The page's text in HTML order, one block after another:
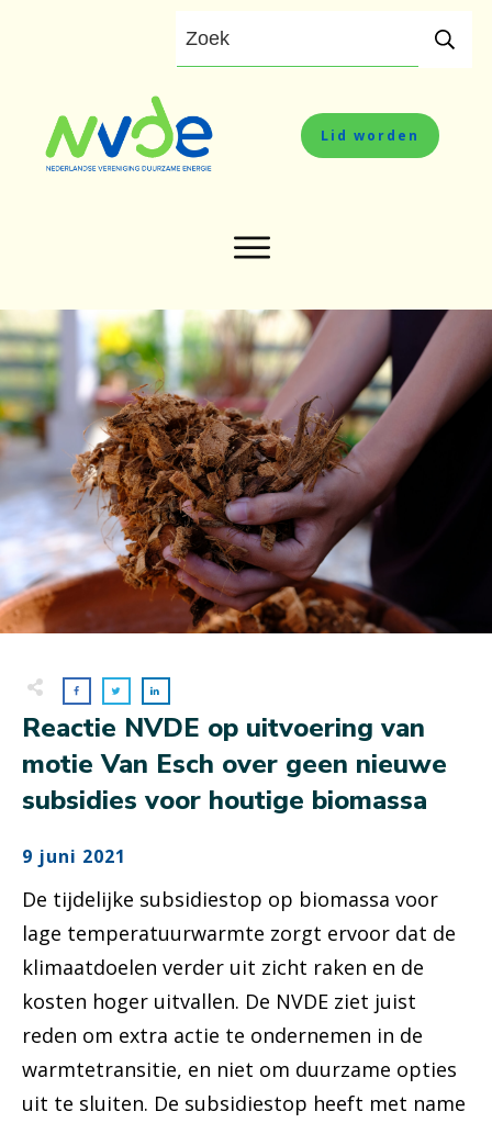
Lid worden
Reactie NVDE op uitvoering van
motie Van Esch over geen nieuwe
subsidies voor houtige biomassa
9 juni 2021
De tijdelijke subsidiestop op biomassa voor
lage temperatuurwarmte zorgt ervoor dat de
klimaatdoelen verder uit zicht raken en de
kosten hoger uitvallen. De NVDE ziet juist
reden om extra actie te ondernemen in de
warmtetransitie, en niet om duurzame opties
uit te sluiten. De subsidiestop heeft met name